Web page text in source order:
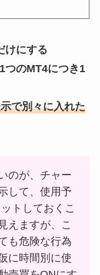
けにする
つのMT4につき1
で別々に入れた
のが、チャー
して、使用予
トしておくこ
えますが、こ
も危険な行為
に時間別に使